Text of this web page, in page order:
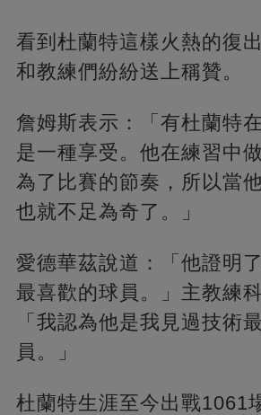
看到杜蘭特這樣火熱的復
和教練們紛紛送上稱贊。
詹姆斯表示：「有杜蘭特
是一種享受。他在練習中
為了比賽的節奏，所以當
也就不足為奇了。」
愛德華茲說道：「他證明
最喜歡的球員。」主教練
「我認為他是我見過技術
員。」
杜蘭特生涯至今出戰1061